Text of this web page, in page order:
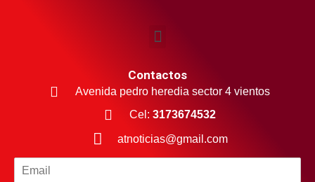
Contactos
Avenida pedro heredia sector 4 vientos
Cel: 3173674532
atnoticias@gmail.com